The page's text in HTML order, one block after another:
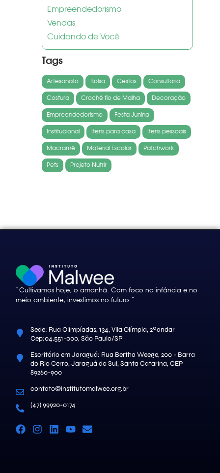
Empreendedorismo
Vendas
Cuidando de Você
Tags
Artesanato Bolsa Cestos Consultoria
Costura Crochê fio de Malha Decoração
Empreendedorismo Festa Junina
Institucional Itens para casa Itens pessoais
Macramê Material Escolar Patchwork
Pets Projeto Nutrir
“Cultivamos hoje, o amanhã. Com foco na infância e no
meio ambiente, investimos no futuro.”
Sede: Rua Olimpíadas, 134, Vila Olímpia, 2ºandar
Cep:04.551-000, São Paulo/SP
Escritório em Jaraguá: Rua Bertha Weege, 200 - Barra
do Rio Cerro, Jaraguá do Sul, Santa Catarina, CEP
89260-900
contato@institutomalwee.org.br
(47) 99920-0174